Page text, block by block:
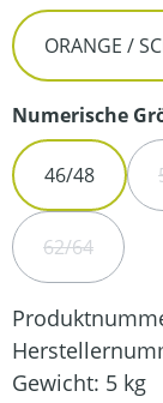
ORANGE /
Numerische
46/48
62/64(DIESE
Gewicht: 5 kg